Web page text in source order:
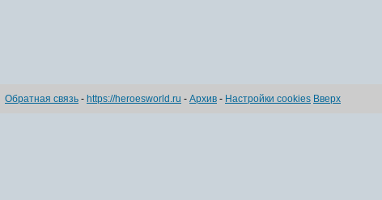
Обратная связь - https://heroesworld.ru - Архив - Настройки cookies Вверх